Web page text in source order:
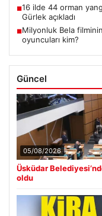
■16 ilde 44 orman
Gürlek açıkladı
■Milyonluk Bela
oyuncuları kim?
Güncel
05/08/2026
Üsküdar
oldu